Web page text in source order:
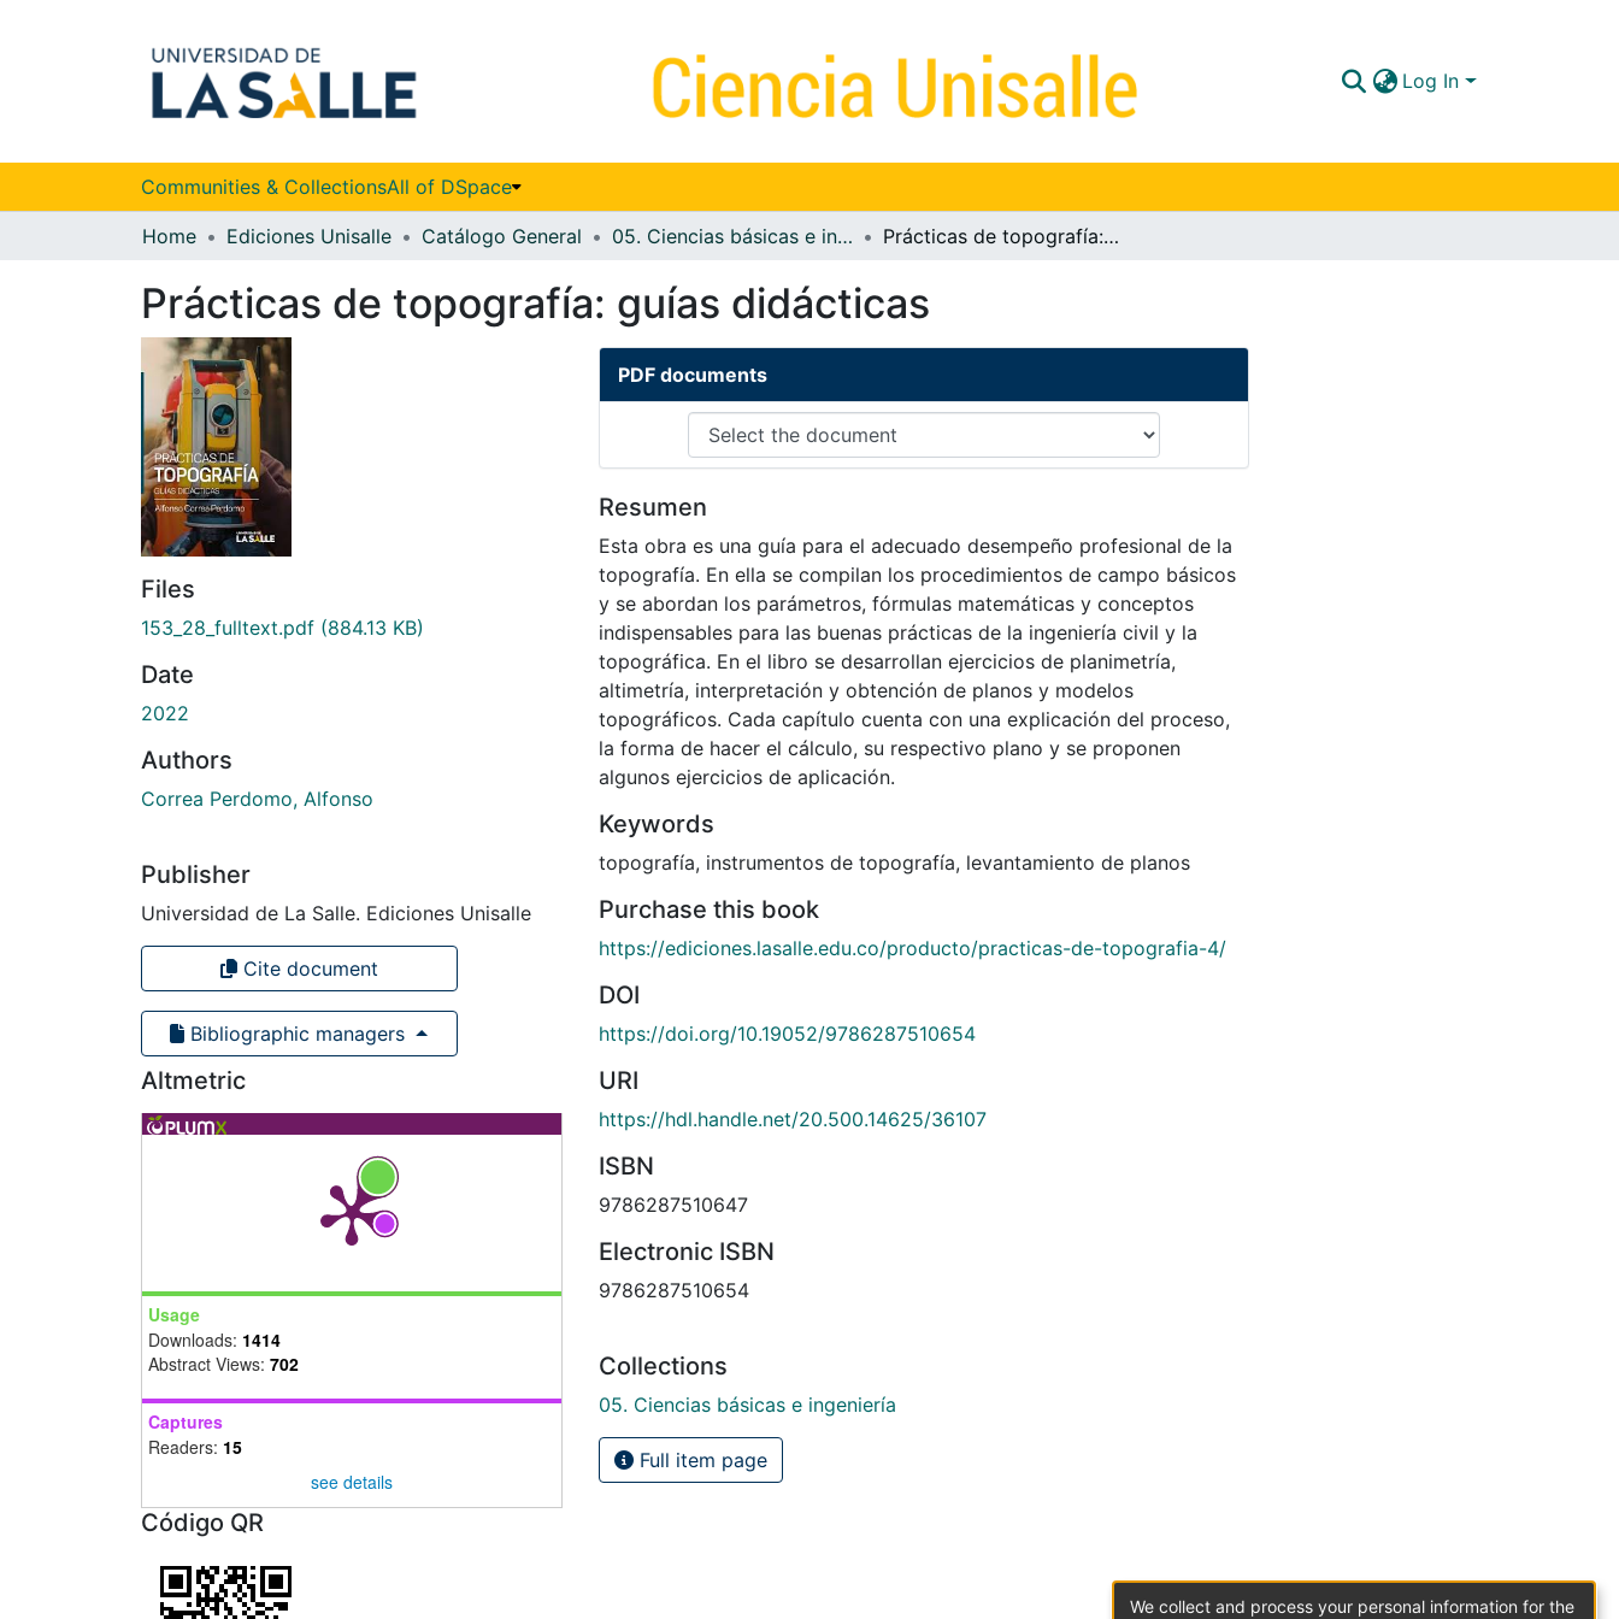
Log In
Communities & CollectionsAll of DSpace
Home Ediciones Unisalle Catálogo General 05. Ciencias básicas e ingeniería Prácticas de topografía: guías didácticas
Prácticas de topografía: guías didácticas
Files
153_28_fulltext.pdf (884.13 KB)
Date
2022
Authors
Correa Perdomo, Alfonso
Publisher
Universidad de La Salle. Ediciones Unisalle
Cite document
Bibliographic managers
Altmetric
Usage
Downloads: 1414
Abstract Views: 702
Captures
Readers: 15
see details
Código QR
PDF documents
Resumen
Esta obra es una guía para el adecuado desempeño profesional de la
topografía. En ella se compilan los procedimientos de campo básicos
y se abordan los parámetros, fórmulas matemáticas y conceptos
indispensables para las buenas prácticas de la ingeniería civil y la
topográfica. En el libro se desarrollan ejercicios de planimetría,
altimetría, interpretación y obtención de planos y modelos
topográficos. Cada capítulo cuenta con una explicación del proceso,
la forma de hacer el cálculo, su respectivo plano y se proponen
algunos ejercicios de aplicación.
Keywords
topografía, instrumentos de topografía, levantamiento de planos
Purchase this book
https://ediciones.lasalle.edu.co/producto/practicas-de-topografia-4/
DOI
https://doi.org/10.19052/9786287510654
URI
https://hdl.handle.net/20.500.14625/36107
ISBN
9786287510647
Electronic ISBN
9786287510654
Collections
05. Ciencias básicas e ingeniería
Full item page
We collect and process your personal information for the